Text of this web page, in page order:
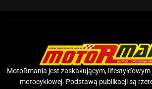
MotoRmania jest zaskakującym,
motocyklowej. Podstawą publikacji są